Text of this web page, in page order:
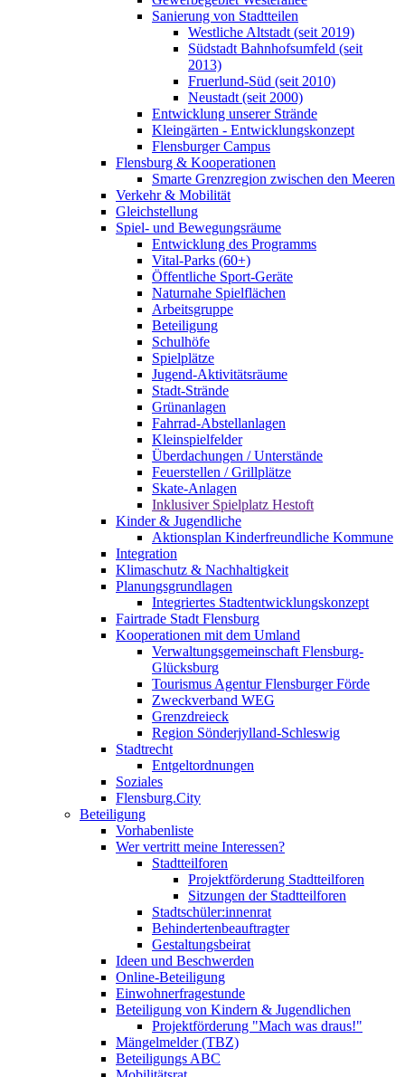
Sanierung von Stadtteilen
Westliche Altstadt (seit 2019)
Südstadt Bahnhofsumfeld (seit
2013)
Fruerlund-Süd (seit 2010)
Neustadt (seit 2000)
Entwicklung unserer Strände
Kleingärten - Entwicklungskonzept
Flensburger Campus
Flensburg & Kooperationen
Smarte Grenzregion zwischen den Meeren
Verkehr & Mobilität
Gleichstellung
Spiel- und Bewegungsräume
Entwicklung des Programms
Vital-Parks (60+)
Öffentliche Sport-Geräte
Naturnahe Spielflächen
Arbeitsgruppe
Beteiligung
Schulhöfe
Spielplätze
Jugend-Aktivitätsräume
Stadt-Strände
Grünanlagen
Fahrrad-Abstellanlagen
Kleinspielfelder
Überdachungen / Unterstände
Feuerstellen / Grillplätze
Skate-Anlagen
Inklusiver Spielplatz Hestoft
Kinder & Jugendliche
Aktionsplan Kinderfreundliche Kommune
Integration
Klimaschutz & Nachhaltigkeit
Planungsgrundlagen
Integriertes Stadtentwicklungskonzept
Fairtrade Stadt Flensburg
Kooperationen mit dem Umland
Verwaltungsgemeinschaft Flensburg-
Glücksburg
Tourismus Agentur Flensburger Förde
Zweckverband WEG
Grenzdreieck
Region Sönderjylland-Schleswig
Stadtrecht
Entgeltordnungen
Soziales
Flensburg.City
Beteiligung
Vorhabenliste
Wer vertritt meine Interessen?
Stadtteilforen
Projektförderung Stadtteilforen
Sitzungen der Stadtteilforen
Stadtschüler:innenrat
Behindertenbeauftragter
Gestaltungsbeirat
Ideen und Beschwerden
Online-Beteiligung
Einwohnerfragestunde
Beteiligung von Kindern & Jugendlichen
Projektförderung "Mach was draus!"
Mängelmelder (TBZ)
Beteiligungs ABC